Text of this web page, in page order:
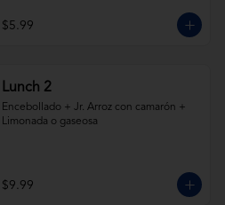
$5.99
Lunch 2
Encebollado + Jr. Arroz con camarón +
Limonada o gaseosa
$9.99